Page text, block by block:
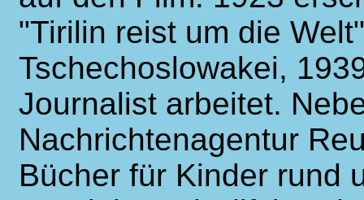
"Tirilin reist um die
Tschechoslowakei,
Journalist arbeitet.
Nachrichtenagentur
Bücher für Kinder rund